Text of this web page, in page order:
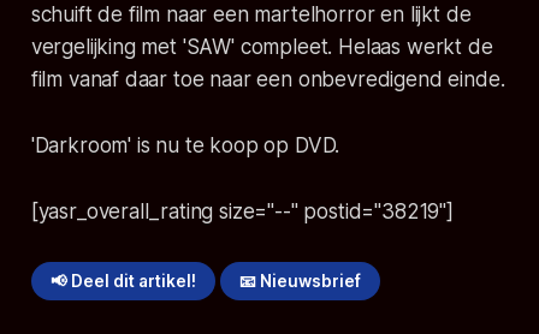
schuift de film naar een martelhorror en lijkt de
vergelijking met 'SAW' compleet. Helaas werkt de
film vanaf daar toe naar een onbevredigend einde.
'Darkroom' is nu te koop op DVD.
[yasr_overall_rating size="--" postid="38219"]
📢 Deel dit artikel! 📧 Nieuwsbrief